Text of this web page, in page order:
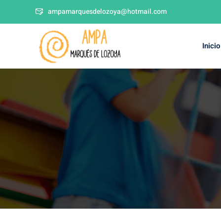
ampamarquesdelozoya@hotmail.com
Inicio